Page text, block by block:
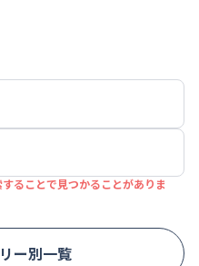
ることで見つかることがありま
ー別一覧